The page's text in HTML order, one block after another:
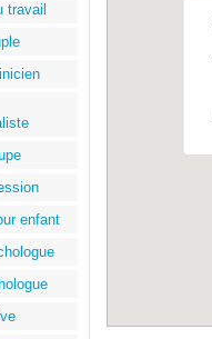
travail
enfant